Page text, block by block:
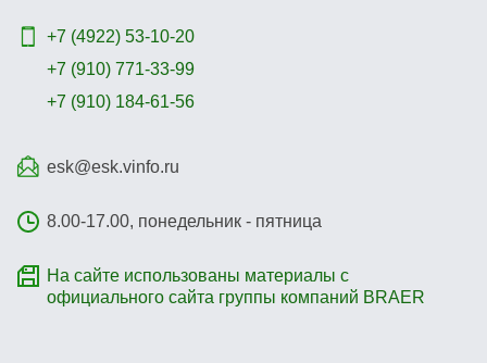
+7 (4922) 53-10-20
+7 (910) 771-33-99
+7 (910) 184-61-56
esk@esk.vinfo.ru
8.00-17.00, понедельник - пятница
На сайте использованы материалы с
официального сайта группы компаний BRAER